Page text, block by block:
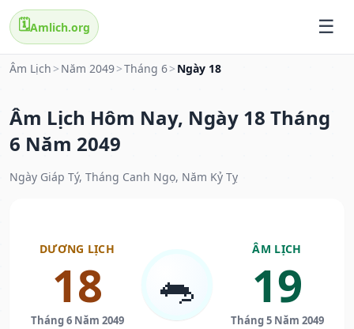
🗓️Amlich.org
Âm Lịch > Năm 2049>Tháng 6> Ngày 18
Âm Lịch Hôm Nay, Ngày 18 Tháng
6 Năm 2049
Ngày Giáp Tý, Tháng Canh Ngọ, Năm Kỷ Tỵ
DƯƠNG LỊCH
18
Tháng 6 Năm 2049
🐀
ÂM LỊCH
19
Tháng 5 Năm 2049